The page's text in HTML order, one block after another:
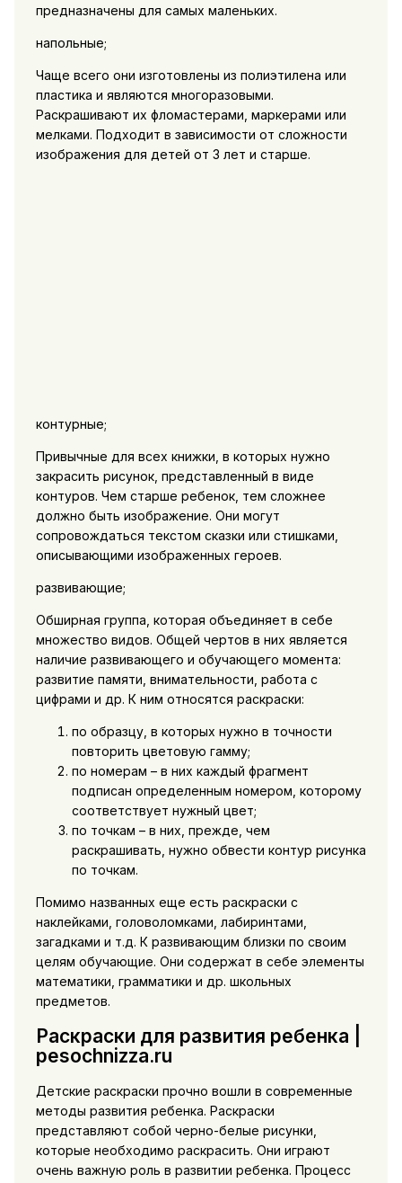
предназначены для самых маленьких.
напольные;
Чаще всего они изготовлены из полиэтилена или
пластика и являются многоразовыми.
Раскрашивают их фломастерами, маркерами или
мелками. Подходит в зависимости от сложности
изображения для детей от 3 лет и старше.
контурные;
Привычные для всех книжки, в которых нужно
закрасить рисунок, представленный в виде
контуров. Чем старше ребенок, тем сложнее
должно быть изображение. Они могут
сопровождаться текстом сказки или стишками,
описывающими изображенных героев.
развивающие;
Обширная группа, которая объединяет в себе
множество видов. Общей чертов в них является
наличие развивающего и обучающего момента:
развитие памяти, внимательности, работа с
цифрами и др. К ним относятся раскраски:
по образцу, в которых нужно в точности
повторить цветовую гамму;
по номерам – в них каждый фрагмент
подписан определенным номером, которому
соответствует нужный цвет;
по точкам – в них, прежде, чем
раскрашивать, нужно обвести контур рисунка
по точкам.
Помимо названных еще есть раскраски с
наклейками, головоломками, лабиринтами,
загадками и т.д. К развивающим близки по своим
целям обучающие. Они содержат в себе элементы
математики, грамматики и др. школьных
предметов.
Раскраски для развития ребенка |
pesochnizza.ru
Детские раскраски прочно вошли в современные
методы развития ребенка. Раскраски
представляют собой черно-белые рисунки,
которые необходимо раскрасить. Они играют
очень важную роль в развитии ребенка. Процесс